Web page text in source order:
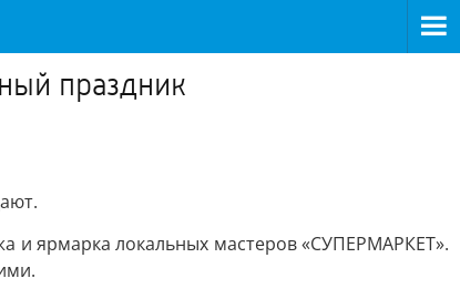
праздник
и ярмарка локальных мастеров «СУПЕРМАРКЕТ».